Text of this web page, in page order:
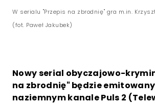
W serialu "Przepis na zbrodnię" gra m.in.
(fot. Paweł Jakubek)
Nowy serial obyczajowo-
na zbrodnię" będzie
naziemnym kanale Puls 2